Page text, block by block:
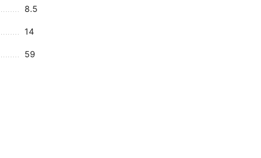
8.5
14
59